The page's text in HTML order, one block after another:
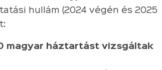
hullám (2024 végén és 2025
magyar háztartást vizsgáltak